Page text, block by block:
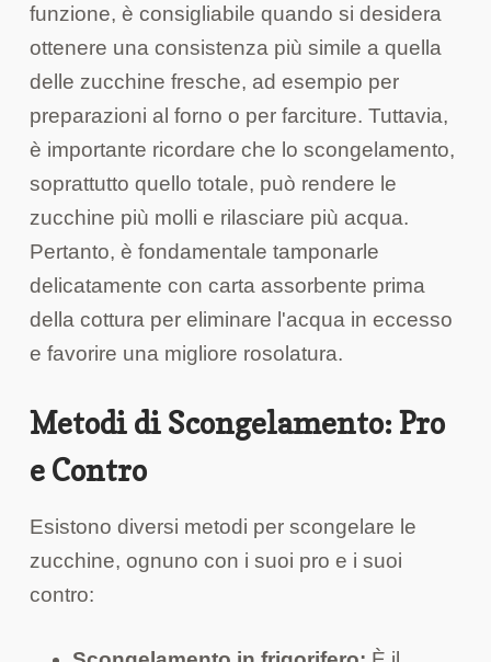
funzione, è consigliabile quando si desidera
ottenere una consistenza più simile a quella
delle zucchine fresche, ad esempio per
preparazioni al forno o per farciture. Tuttavia,
è importante ricordare che lo scongelamento,
soprattutto quello totale, può rendere le
zucchine più molli e rilasciare più acqua.
Pertanto, è fondamentale tamponarle
delicatamente con carta assorbente prima
della cottura per eliminare l'acqua in eccesso
e favorire una migliore rosolatura.
Metodi di Scongelamento: Pro
e Contro
Esistono diversi metodi per scongelare le
zucchine, ognuno con i suoi pro e i suoi
contro: